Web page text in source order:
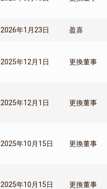
2026年1月23日 盈喜
2025年12月1日 更換董事
2025年12月1日 更換董事
2025年10月15日 更換董事
2025年10月15日 更換董事